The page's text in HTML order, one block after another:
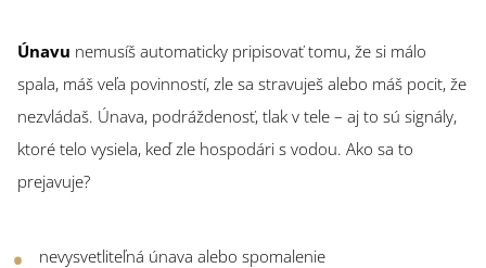
Únavu nemusíš automaticky pripisovať tomu, že si málo
spala, máš veľa povinností, zle sa stravuješ alebo máš pocit, že
nezvládaš. Únava, podráždenosť, tlak v tele – aj to sú signály,
ktoré telo vysiela, keď zle hospodári s vodou. Ako sa to
prejavuje?
nevysvetliteľná únava alebo spomalenie